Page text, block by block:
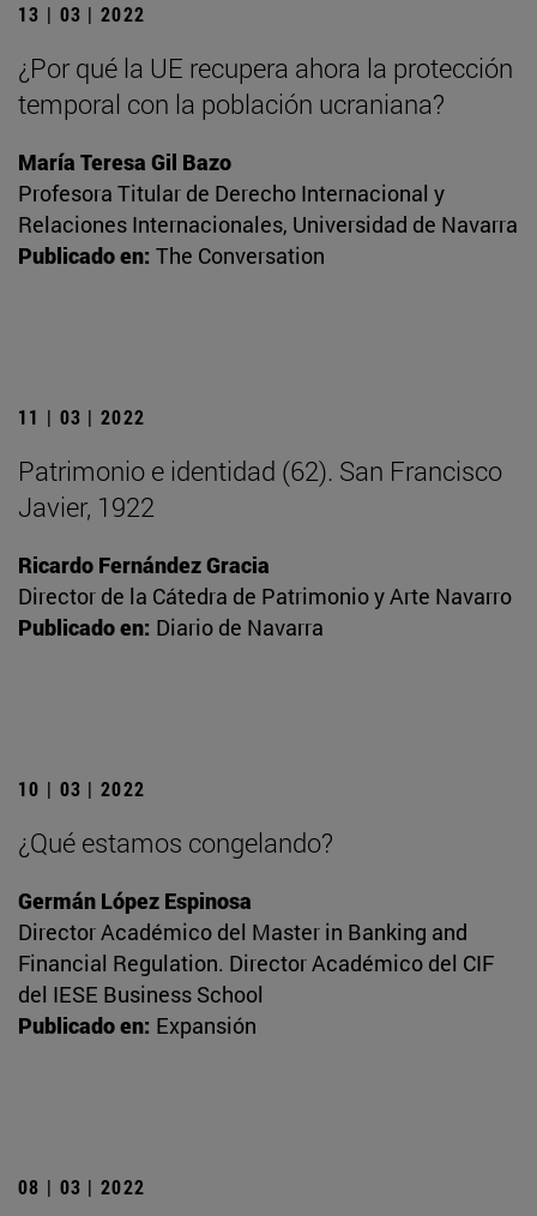
13 | 03 | 2022
¿Por qué la UE recupera ahora la protección
temporal con la población ucraniana?
María Teresa Gil Bazo
Profesora Titular de Derecho Internacional y
Relaciones Internacionales, Universidad de Navarra
Publicado en: The Conversation
11 | 03 | 2022
Patrimonio e identidad (62). San Francisco
Javier, 1922
Ricardo Fernández Gracia
Director de la Cátedra de Patrimonio y Arte Navarro
Publicado en: Diario de Navarra
10 | 03 | 2022
¿Qué estamos congelando?
Germán López Espinosa
Director Académico del Master in Banking and
Financial Regulation. Director Académico del CIF
del IESE Business School
Publicado en: Expansión
08 | 03 | 2022